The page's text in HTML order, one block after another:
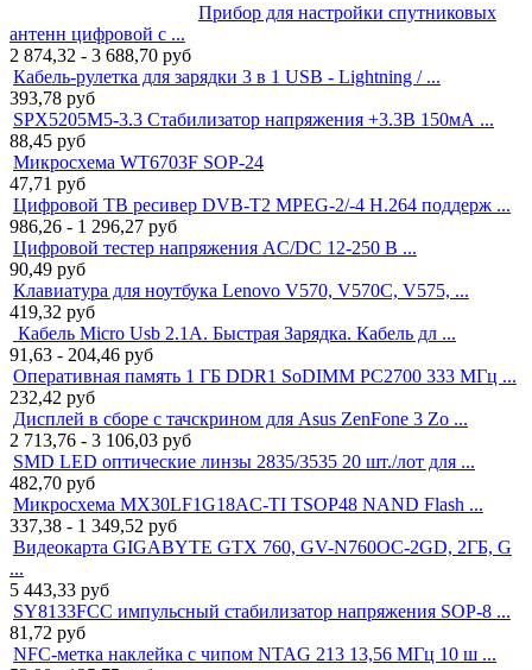
Прибор для настройки спутниковых
антенн цифровой с ...
2 874,32 - 3 688,70 руб
Кабель-рулетка для зарядки 3 в 1 USB - Lightning / ...
393,78 руб
SPX5205M5-3.3 Стабилизатор напряжения +3.3В 150мА ...
88,45 руб
Микросхема WT6703F SOP-24
47,71 руб
Цифровой ТВ ресивер DVB-T2 MPEG-2/-4 H.264 поддерж ...
986,26 - 1 296,27 руб
Цифровой тестер напряжения AC/DC 12-250 В ...
90,49 руб
Клавиатура для ноутбука Lenovo V570, V570C, V575, ...
419,32 руб
Кабель Micro Usb 2.1A. Быстрая Зарядка. Кабель дл ...
91,63 - 204,46 руб
Оперативная память 1 ГБ DDR1 SoDIMM PC2700 333 МГц ...
232,42 руб
Дисплей в сборе с тачскрином для Asus ZenFone 3 Zo ...
2 713,76 - 3 106,03 руб
SMD LED оптические линзы 2835/3535 20 шт./лот для ...
482,70 руб
Микросхема MX30LF1G18AC-TI TSOP48 NAND Flash ...
337,38 - 1 349,52 руб
Видеокарта GIGABYTE GTX 760, GV-N760OC-2GD, 2ГБ, G
...
5 443,33 руб
SY8133FCC импульсный стабилизатор напряжения SOP-8 ...
81,72 руб
NFC-метка наклейка с чипом NTAG 213 13,56 МГц 10 ш ...